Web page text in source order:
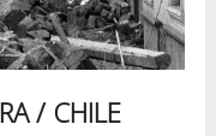
/ CHILE